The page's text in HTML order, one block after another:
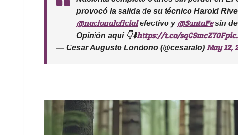
provocó la salida de su técnico Harold
@nacionaloficialefectivo y @SantaFesin
Opinión aquí 👇⬇️https://t.co/sqCSmcZY0F
— Cesar Augusto Londoño (@cesaralo) May 12,